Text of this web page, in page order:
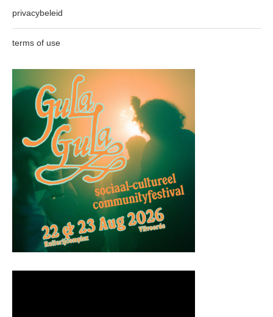
privacybeleid
terms of use